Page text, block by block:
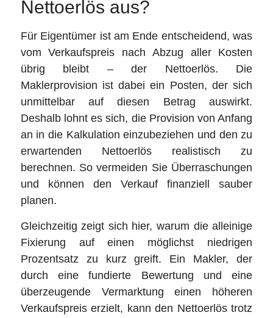
Nettoerlös aus?
Für Eigentümer ist am Ende entscheidend, was
vom Verkaufspreis nach Abzug aller Kosten
übrig bleibt – der Nettoerlös. Die
Maklerprovision ist dabei ein Posten, der sich
unmittelbar auf diesen Betrag auswirkt.
Deshalb lohnt es sich, die Provision von Anfang
an in die Kalkulation einzubeziehen und den zu
erwartenden Nettoerlös realistisch zu
berechnen. So vermeiden Sie Überraschungen
und können den Verkauf finanziell sauber
planen.
Gleichzeitig zeigt sich hier, warum die alleinige
Fixierung auf einen möglichst niedrigen
Prozentsatz zu kurz greift. Ein Makler, der
durch eine fundierte Bewertung und eine
überzeugende Vermarktung einen höheren
Verkaufspreis erzielt, kann den Nettoerlös trotz